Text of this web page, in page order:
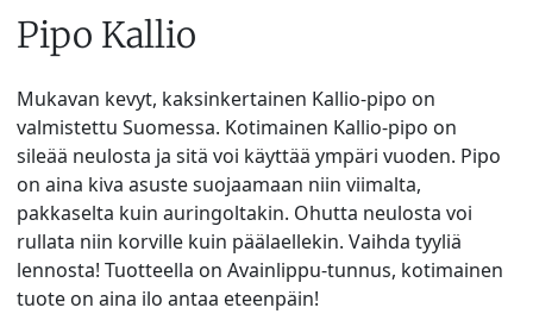
Pipo Kallio
Mukavan kevyt, kaksinkertainen Kallio-pipo on
valmistettu Suomessa. Kotimainen Kallio-pipo on
sileää neulosta ja sitä voi käyttää ympäri vuoden. Pipo
on aina kiva asuste suojaamaan niin viimalta,
pakkaselta kuin auringoltakin. Ohutta neulosta voi
rullata niin korville kuin päälaellekin. Vaihda tyyliä
lennosta! Tuotteella on Avainlippu-tunnus, kotimainen
tuote on aina ilo antaa eteenpäin!